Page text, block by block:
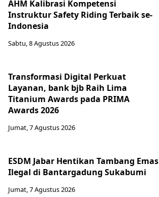
AHM Kalibrasi Kompetensi
Instruktur Safety Riding Terbaik se-
Indonesia
Sabtu, 8 Agustus 2026
Transformasi Digital Perkuat
Layanan, bank bjb Raih Lima
Titanium Awards pada PRIMA
Awards 2026
Jumat, 7 Agustus 2026
ESDM Jabar Hentikan Tambang Emas
Ilegal di Bantargadung Sukabumi
Jumat, 7 Agustus 2026